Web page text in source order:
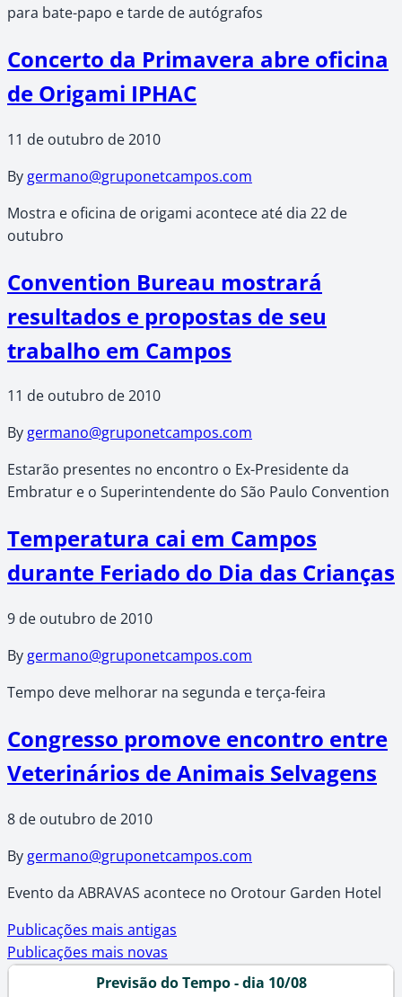
para bate-papo e tarde de autógrafos
Concerto da Primavera abre oficina
de Origami IPHAC
11 de outubro de 2010
By germano@gruponetcampos.com
Mostra e oficina de origami acontece até dia 22 de
outubro
Convention Bureau mostrará
resultados e propostas de seu
trabalho em Campos
11 de outubro de 2010
Bygermano@gruponetcampos.com
Estarão presentes no encontro o Ex-Presidente da
Embratur e o Superintendente do São Paulo Convention
Temperatura cai em Campos
durante Feriado do Dia das Crianças
9 de outubro de 2010
By germano@gruponetcampos.com
Tempo deve melhorar na segunda e terça-feira
Congresso promove encontro entre
Veterinários de Animais Selvagens
8 de outubro de 2010
By germano@gruponetcampos.com
Evento da ABRAVAS acontece no Orotour Garden Hotel
Navegação
por
Publicações mais antigas
Publicações mais novas
Previsão do Tempo - dia 10/08